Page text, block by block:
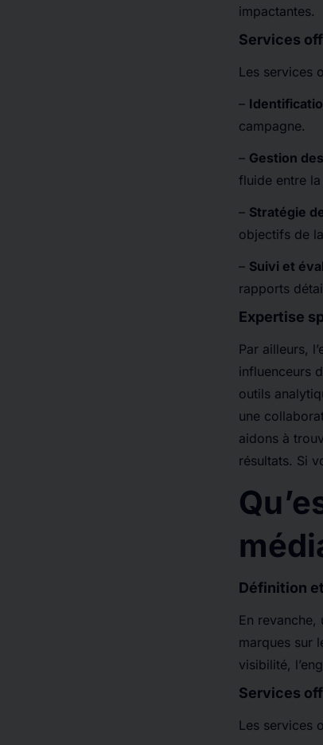
impactantes.
Services
Les services
–
campagne.
– Gestion
fluide entre
– Stratégie
objectifs de
– Suivi et
rapports
Expertise
Par ailleurs,
influenceurs
outils
une
aidons à
résultats. Si
Définition
En
marques sur
visibilité,
Services
Les services